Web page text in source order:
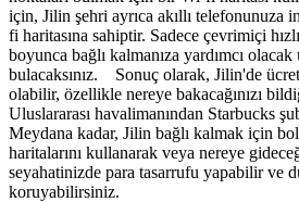
için, Jilin şehri ayrıca akıllı
fi haritasına sahiptir. Sadece çevrimiçi
boyunca bağlı kalmanıza yardımcı
bulacaksınız. Sonuç olarak, Jilin'de
olabilir, özellikle nereye bakacağınızı
Uluslararası havalimanından Starbucks
Meydana kadar, Jilin bağlı kalmak için
haritalarını kullanarak veya nereye
seyahatinizde para tasarrufu yapabilir ve
koruyabilirsiniz.